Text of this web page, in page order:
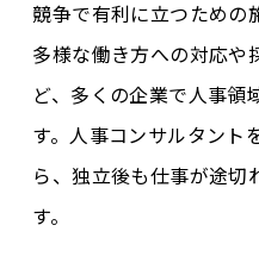
競争で有利に立つための
多様な働き方への対応や
ど、多くの企業で人事領
す。人事コンサルタント
ら、独立後も仕事が途切
す。